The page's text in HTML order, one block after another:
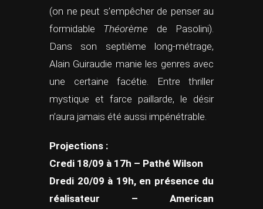
(on ne peut s’empêcher de penser au
formidable Théorème de Pasolini).
Dans son septième long-métrage,
Alain Guiraudie manie les genres avec
une certaine facétie. Entre thriller
mystique et farce paillarde, le désir
n’aura jamais été aussi impénétrable.
Projections :
Credi 18/09 à 17h – Pathé Wilson
Dredi 20/09 à 19h, en présence du
réalisateur – American